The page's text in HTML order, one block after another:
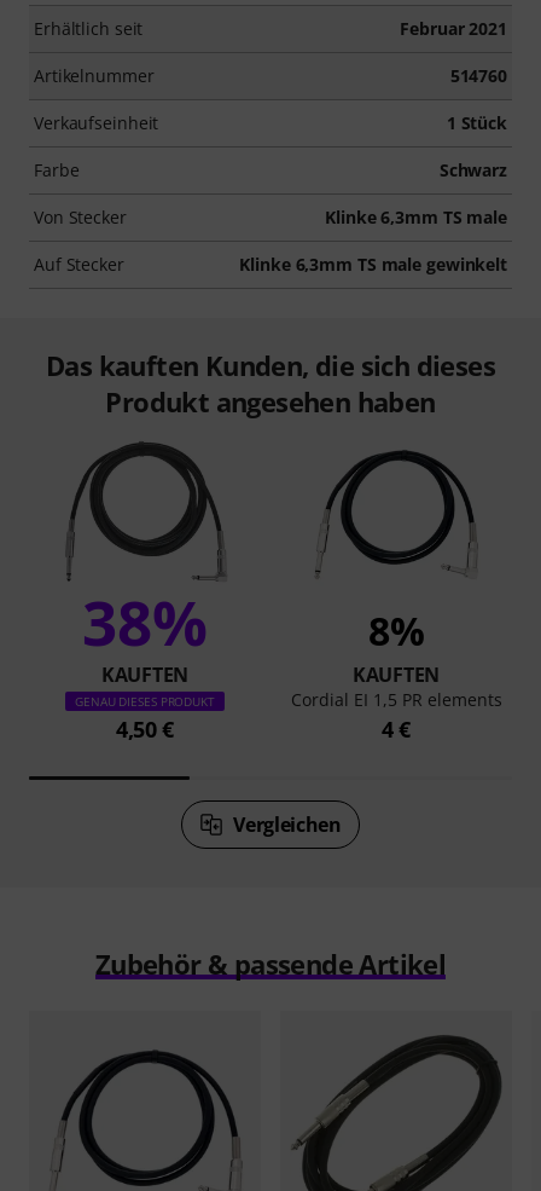
Erhältlich seit Februar 2021
Artikelnummer 514760
Verkaufseinheit 1 Stück
Farbe Schwarz
Von Stecker Klinke 6,3mm TS male
Auf Stecker Klinke 6,3mm TS male gewinkelt
Das kauften Kunden, die sich dieses
Produkt angesehen haben
38%
KAUFTEN
GENAU DIESES PRODUKT
4,50 €
8%
KAUFTEN
Cordial EI 1,5 PR elements
4 €
Vergleichen
Zubehör & passende Artikel